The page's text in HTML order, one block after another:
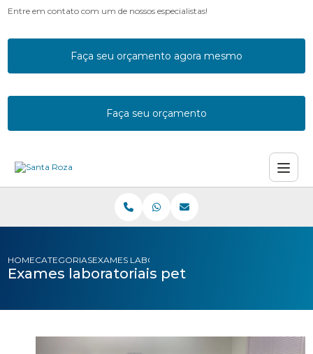
Entre em contato com um de nossos especialistas!
Faça seu orçamento agora mesmo
Faça seu orçamento
HOMECATEGORIASEXAMES LABORATORIAIS PET
Exames laboratoriais pet